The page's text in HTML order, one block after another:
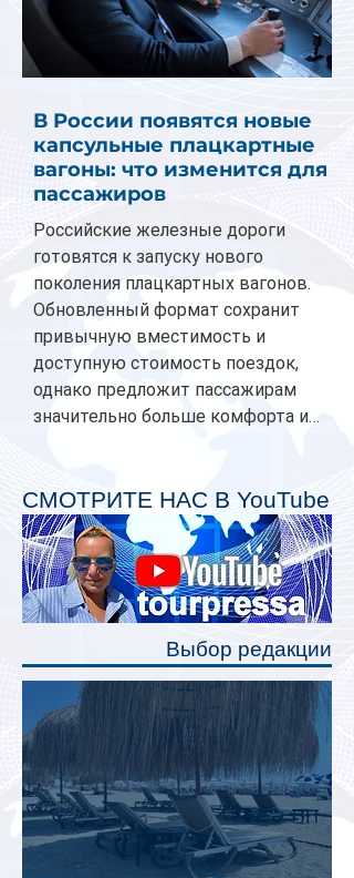
В России появятся новые
капсульные плацкартные
вагоны: что изменится для
пассажиров
Российские железные дороги
готовятся к запуску нового
поколения плацкартных вагонов.
Обновленный формат сохранит
привычную вместимость и
доступную стоимость поездок,
однако предложит пассажирам
значительно больше комфорта и
планируется начать в 2027 году.
Одним из главных нововведений
станут индивидуальные шторки у
каждого спального места. Они
позволят пассажирам закрыть свою
полку во время сна или отдыха,
СМОТРИТЕ НАС В YouTube
Выбор редакции